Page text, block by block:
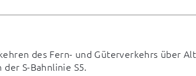
des Fern- und Güterverkehrs über
S-Bahnlinie S5.